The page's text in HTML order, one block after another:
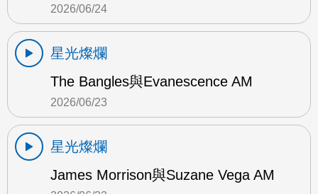
2026/06/24
星光燦爛
The Bangles與Evanescence AM
2026/06/23
星光燦爛
James Morrison與Suzane Vega AM